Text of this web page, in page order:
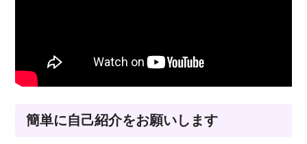
簡単に自己紹介をお願いします